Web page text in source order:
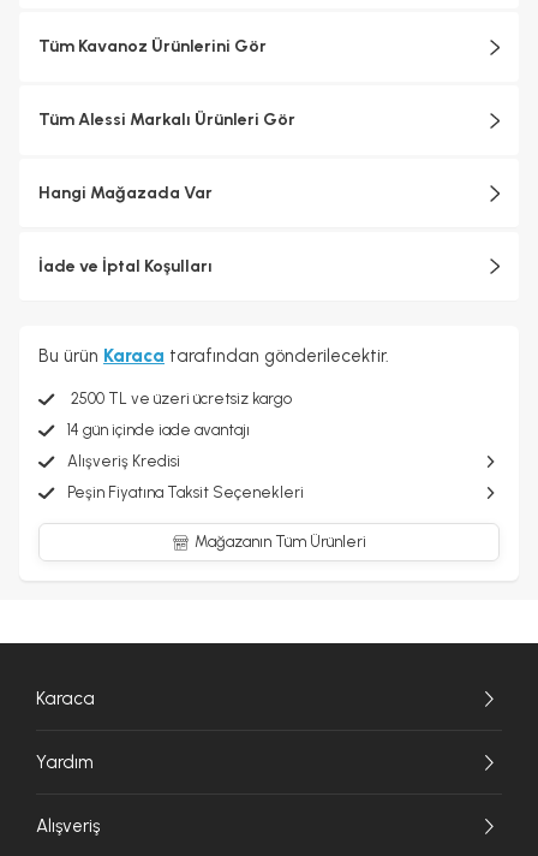
yetenekli ustalar tarafından İtalya'da üretilmektedir. Tasarım
sürecinde endüstriyel üretimin teknolojik karmaşıklığı ile
uygulanmaktadır.
Tüm Kavanoz Ürünlerini Gör
Tüm Alessi Markalı Ürünleri Gör
Hangi Mağazada Var
İade ve İptal Koşulları
Bu ürün Karaca tarafından gönderilecektir.
2500 TL ve üzeri ücretsiz kargo
14 gün içinde iade avantajı
Alışveriş Kredisi
Peşin Fiyatına Taksit Seçenekleri
Mağazanın Tüm Ürünleri
Karaca
Yardım
Alışveriş